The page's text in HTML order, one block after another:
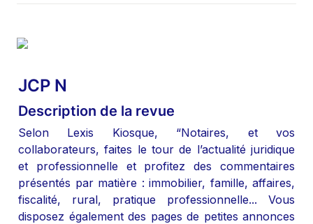
JCP N
Description de la revue
Selon Lexis Kiosque, “Notaires, et vos
collaborateurs, faites le tour de l’actualité juridique
et professionnelle et profitez des commentaires
présentés par matière : immobilier, famille, affaires,
fiscalité, rural, pratique professionnelle... Vous
disposez également des pages de petites annonces